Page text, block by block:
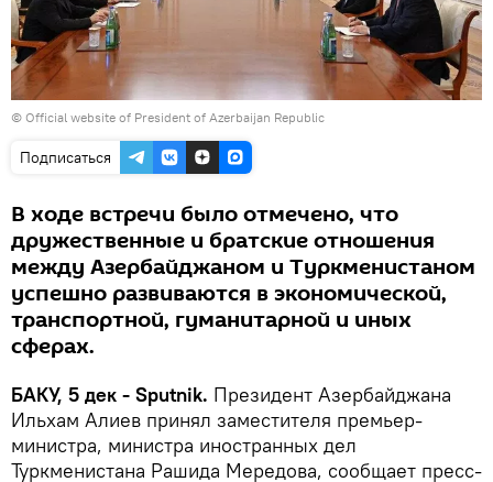
© Official website of President of Azerbaijan Republic
Подписаться
В ходе встречи было отмечено, что
дружественные и братские отношения
между Азербайджаном и Туркменистаном
успешно развиваются в экономической,
транспортной, гуманитарной и иных
сферах.
БАКУ, 5 дек - Sputnik. Президент Азербайджана
Ильхам Алиев принял заместителя премьер-
министра, министра иностранных дел
Туркменистана Рашида Мередова, сообщает пресс-